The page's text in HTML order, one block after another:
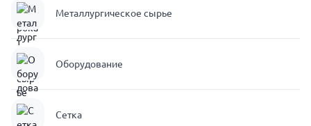
Металлургическое сырье
Оборудование
Сетка